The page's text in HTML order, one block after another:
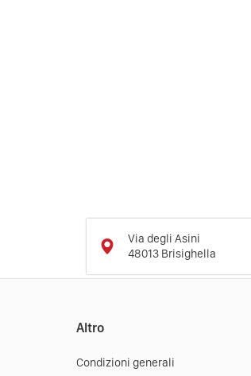
Via degli Asini
48013 Brisighella
Altro
Condizioni generali